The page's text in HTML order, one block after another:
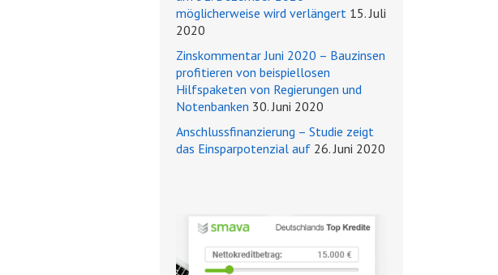
möglicherweise wird verlängert 15. Juli
2020
Zinskommentar Juni 2020 – Bauzinsen
profitieren von beispiellosen
Hilfspaketen von Regierungen und
Notenbanken 30. Juni 2020
Anschlussfinanzierung – Studie zeigt
das Einsparpotenzial auf 26. Juni 2020